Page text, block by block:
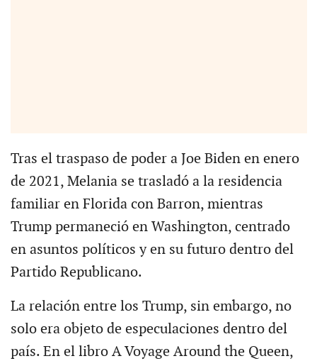
Tras el traspaso de poder a Joe Biden en enero
de 2021, Melania se trasladó a la residencia
familiar en Florida con Barron, mientras
Trump permaneció en Washington, centrado
en asuntos políticos y en su futuro dentro del
Partido Republicano.
La relación entre los Trump, sin embargo, no
solo era objeto de especulaciones dentro del
país. En el libro A Voyage Around the Queen,